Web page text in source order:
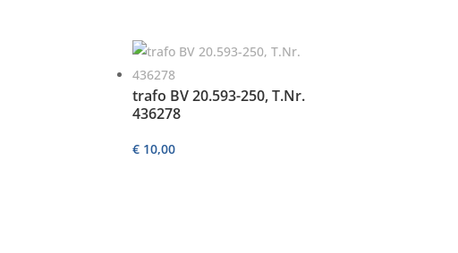
trafo BV 20.593-250, T.Nr.
436278
€ 10,00